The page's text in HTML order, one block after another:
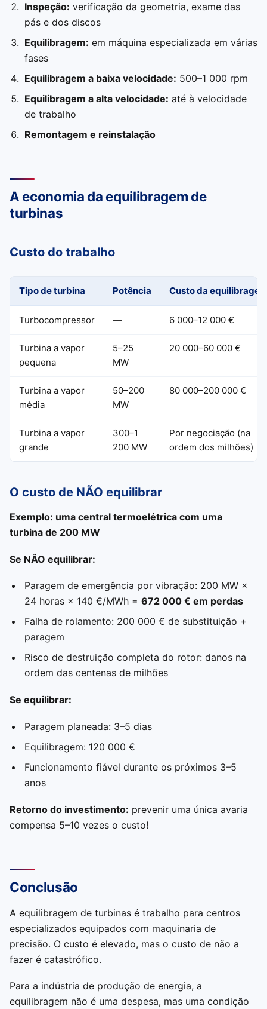
Inspeção: verificação da geometria, exame das
pás e dos discos
Equilibragem: em máquina especializada em várias
fases
Equilibragem a baixa velocidade: 500–1 000 rpm
Equilibragem a alta velocidade: até à velocidade
de trabalho
Remontagem e reinstalação
A economia da equilibragem de
turbinas
Custo do trabalho
Tipo de turbina Potência Custo da
Turbocompressor — 6 000–12 000 €
Turbina a vapor
pequena
5–25
MW
20 000–60 000 €
Turbina a vapor
média
50–200
MW
80 000–200 000 €
Turbina a vapor
grande
300–1
200 MW
Por negociação (na
ordem dos milhões)
O custo de NÃO equilibrar
Exemplo: uma central termoelétrica com uma
turbina de 200 MW
Se NÃO equilibrar:
Paragem de emergência por vibração: 200 MW ×
24 horas × 140 €/MWh = 672 000 € em perdas
Falha de rolamento: 200 000 € de substituição +
paragem
Risco de destruição completa do rotor: danos na
ordem das centenas de milhões
Se equilibrar:
Paragem planeada: 3–5 dias
Equilibragem: 120 000 €
Funcionamento fiável durante os próximos 3–5
anos
Retorno do investimento: prevenir uma única avaria
compensa 5–10 vezes o custo!
Conclusão
A equilibragem de turbinas é trabalho para centros
especializados equipados com maquinaria de
precisão. O custo é elevado, mas o custo de não a
fazer é catastrófico.
Para a indústria de produção de energia, a
equilibragem não é uma despesa, mas uma condição